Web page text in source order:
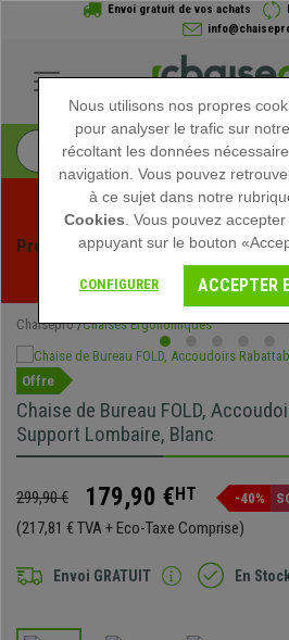
Envoi gratuit de vos achats
Profitez des soldes d'été chez
exclusives pour une durée
Chaisepro Chaises Ergonomiques
Offre
Chaise de Bureau FOLD,
Support Lombaire, Blanc
299,90 € 179,90 €HT -40%
(217,81 € TVA + Eco-Taxe Comprise)
Envoi GRATUIT En
Nous utilisons nos propres
pour analyser le trafic sur
récoltant les données
navigation. Vous pouvez
à ce sujet dans notre
Cookies . Vous pouvez
appuyant sur le bouton
CONFIGURER ACCEPTER